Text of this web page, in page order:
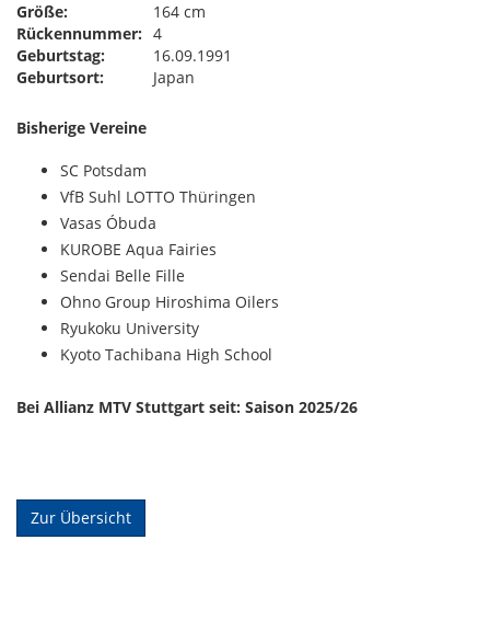
Größe:
164 cm
Rückennummer: 4
Geburtstag:
16.09.1991
Geburtsort:
Japan
Bisherige Vereine
SC Potsdam
VfB Suhl LOTTO Thüringen
Vasas Óbuda
KUROBE Aqua Fairies
Sendai Belle Fille
Ohno Group Hiroshima Oilers
Ryukoku University
Kyoto Tachibana High School
Bei Allianz MTV Stuttgart seit: Saison 2025/26
Zur Übersicht